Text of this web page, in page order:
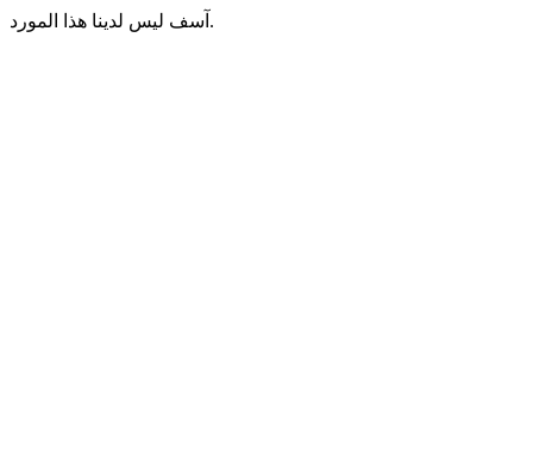
آسف ليس لدينا هذا المورد.